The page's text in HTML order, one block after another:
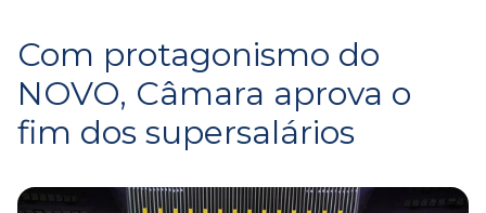
Com protagonismo do
NOVO, Câmara aprova o
fim dos supersalários